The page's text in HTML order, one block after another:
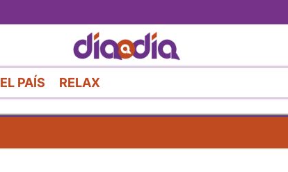
al
contenido
principal
EL PAÍS RELAX